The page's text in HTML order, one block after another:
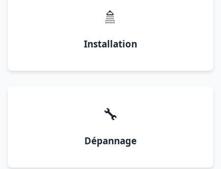
🚿
Installation
🔧
Dépannage